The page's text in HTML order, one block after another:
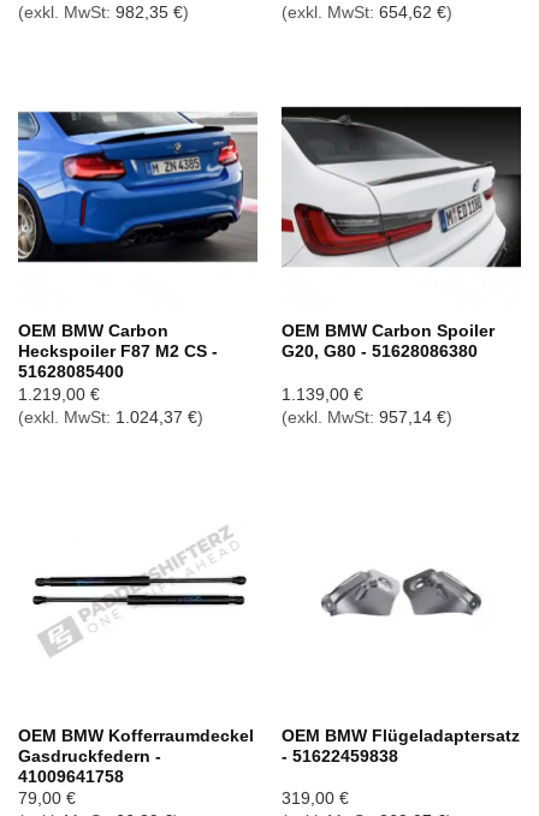
(exkl. MwSt: 982,35 €) (exkl. MwSt: 654,62 €)
OEM BMW Carbon
Heckspoiler F87 M2 CS -
51628085400
1.219,00 €
(exkl. MwSt: 1.024,37 €)
OEM BMW Carbon Spoiler
G20, G80 - 51628086380
1.139,00 €
(exkl. MwSt: 957,14 €)
OEM BMW Kofferraumdeckel
Gasdruckfedern -
41009641758
79,00 €
OEM BMW Flügeladaptersatz
- 51622459838
319,00 €